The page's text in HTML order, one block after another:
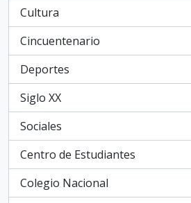
Cultura
, 4 resultados
Cincuentenario
, 2 resultados
Deportes
, 2 resultados
Siglo XX
, 1 resultados
Sociales
, 1 resultados
Centro de Estudiantes
, 1 resultados
Colegio Nacional
, 1 resultados